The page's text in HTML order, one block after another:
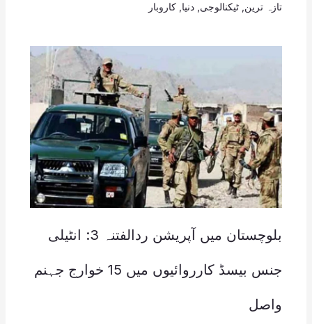
تازہ ترین ٹیکنالوجی دنیا کاروبار
بلوچستان میں آپریشن ردالفتنہ 3: انٹیلی
جنس بیسڈ کارروائیوں میں 15 خوارج جہنم
واصل